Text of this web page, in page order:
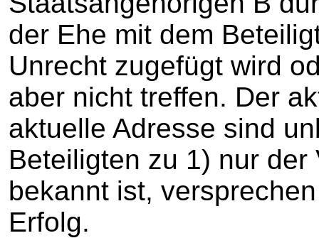
der Ehe mit dem
Unrecht zugefügt wird
aber nicht treffen. Der
aktuelle Adresse sind
Beteiligten zu 1) nur
bekannt ist,
Erfolg.